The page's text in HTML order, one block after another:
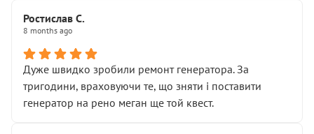
Хотілося б більше:
• належної уваги до авто
• прозорості в роботах і рахунках
• реальної діагностики, а не формального
“подивились і поїхав”
На жаль, складається враження, що сервіс працює не
звертатися до цього автосервісу.
Ростислав С.
8 months ago
Дуже швидко зробили ремонт генератора. За
тригодини, враховуючи те, що зняти і поставити
генератор на рено меган ще той квест.